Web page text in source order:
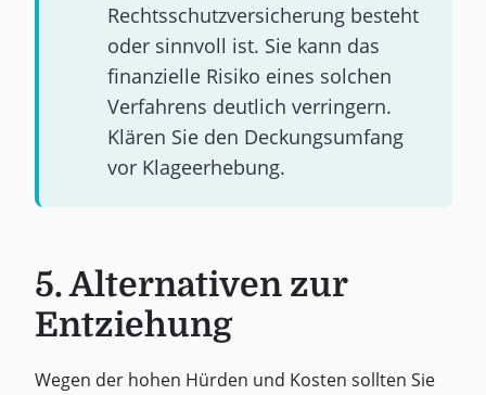
Rechtsschutzversicherung besteht
oder sinnvoll ist. Sie kann das
finanzielle Risiko eines solchen
Verfahrens deutlich verringern.
Klären Sie den Deckungsumfang
vor Klageerhebung.
5. Alternativen zur
Entziehung
Wegen der hohen Hürden und Kosten sollten Sie